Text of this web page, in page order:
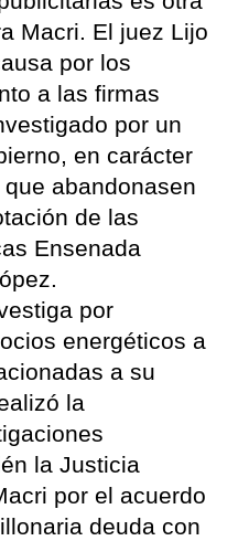
Macri. El juez Lijo
por los
a las firmas
por un
en carácter
abandonasen
de las
Ensenada
por
energéticos a
a su
la
la Justicia
por el acuerdo
deuda con